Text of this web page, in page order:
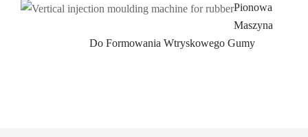
Pionowa
Maszyna
Do Formowania Wtryskowego Gumy